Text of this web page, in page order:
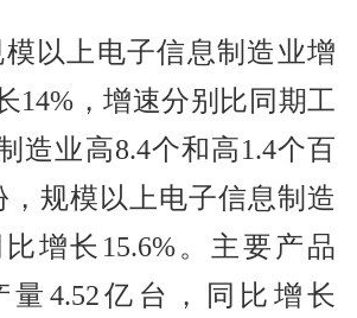
模以上电子信息制造业增
14%，增速分别比同期工
造业高8.4个和高1.4个百
，规模以上电子信息制造
增长15.6%。主要产品
量4.52亿台，同比增长